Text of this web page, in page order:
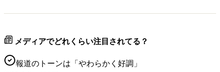
メディアでどれくらい注目されてる？
報道のトーンは「 やわらかく好調 」